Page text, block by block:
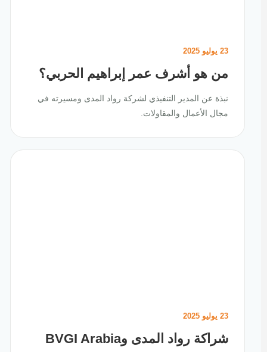
23 يوليو 2025
من هو أشرف عمر إبراهيم الحربي؟
نبذة عن المدير التنفيذي لشركة رواد المدى ومسيرته في
مجال الأعمال والمقاولات.
23 يوليو 2025
شراكة رواد المدى وBVGI Arabia